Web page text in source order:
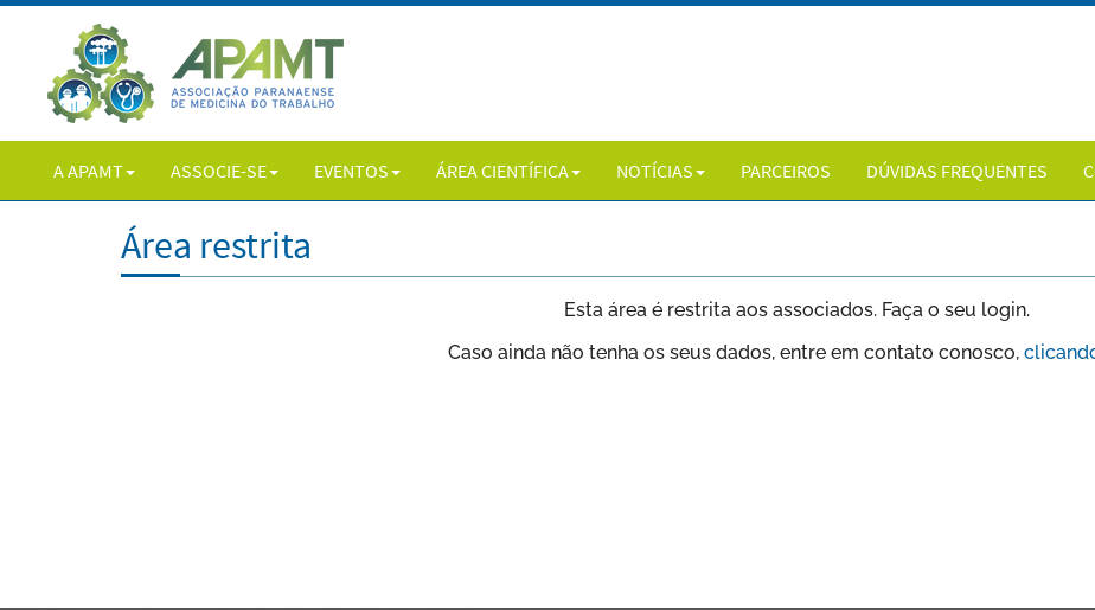
A APAMT ASSOCIE-SE EVENTOS ÁREA CIENTÍFICA NOTÍCIAS PARCEIROS DÚVIDAS FREQUENTES
Área restrita
Esta área é restrita aos associados. Faça o seu login.
Caso ainda não tenha os seus dados, entre em contato conosco,